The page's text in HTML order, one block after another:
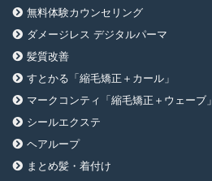
無料体験カウンセリング
ダメージレス デジタルパーマ
髪質改善
すとかる「縮毛矯正＋カール」
マークコンティ「縮毛矯正＋ウェーブ」
シールエクステ
ヘアループ
まとめ髪・着付け